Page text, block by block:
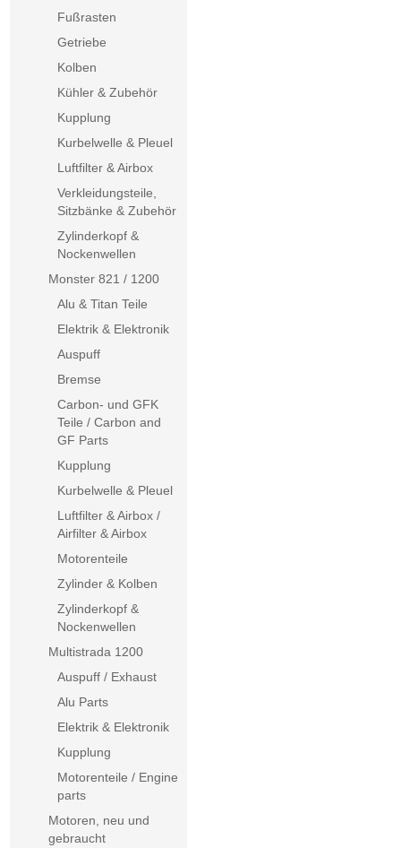
Fußrasten
Getriebe
Kolben
Kühler & Zubehör
Kupplung
Kurbelwelle & Pleuel
Luftfilter & Airbox
Verkleidungsteile,
Sitzbänke & Zubehör
Zylinderkopf &
Nockenwellen
Monster 821 / 1200
Alu & Titan Teile
Elektrik & Elektronik
Auspuff
Bremse
Carbon- und GFK
Teile / Carbon and
GF Parts
Kupplung
Kurbelwelle & Pleuel
Luftfilter & Airbox /
Airfilter & Airbox
Motorenteile
Zylinder & Kolben
Zylinderkopf &
Nockenwellen
Multistrada 1200
Auspuff / Exhaust
Alu Parts
Elektrik & Elektronik
Kupplung
Motorenteile / Engine
parts
Motoren, neu und
gebraucht